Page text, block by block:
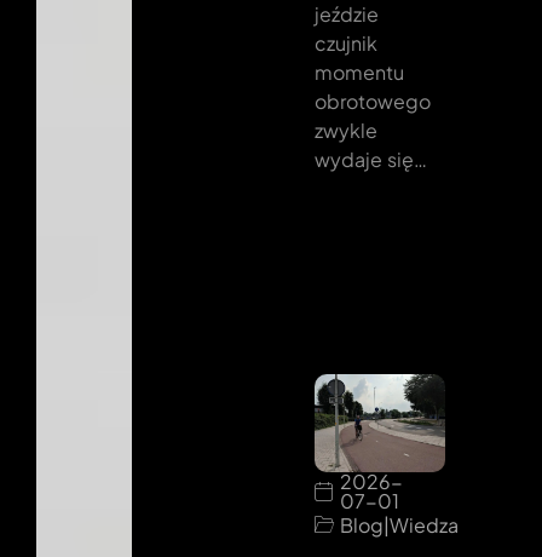
jeździe
czujnik
momentu
obrotowego
zwykle
wydaje się…
2026-
07-01
Blog|Wiedza